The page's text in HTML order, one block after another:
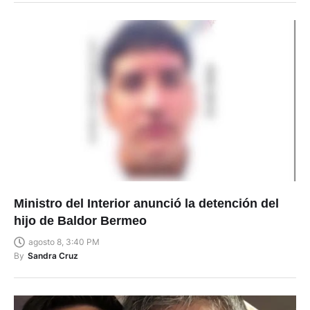
Ministro del Interior anunció la detención del
hijo de Baldor Bermeo
agosto 8, 3:40 PM
By Sandra Cruz